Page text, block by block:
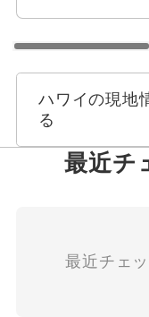
ハワイの現地
る
最近チ
最近チェ